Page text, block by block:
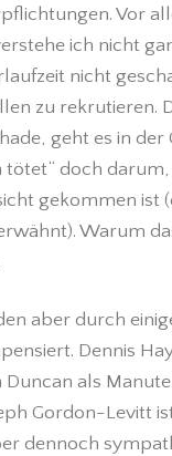
Vor
ich nicht
nicht
zu rekrutieren.
geht es in der
tötet“ doch
gekommen ist
Warum
aber durch
Dennis
als
Gordon-Levitt
dennoch